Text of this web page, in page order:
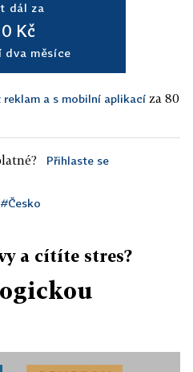
dál za
Kč
dva měsíce
reklam a s mobilní aplikací za 80
Přihlaste se
#Česko
a cítíte stres?